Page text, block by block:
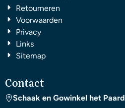
Retourneren
Voorwaarden
Privacy
Links
Sitemap
Contact
Schaak en Gowinkel het Paard